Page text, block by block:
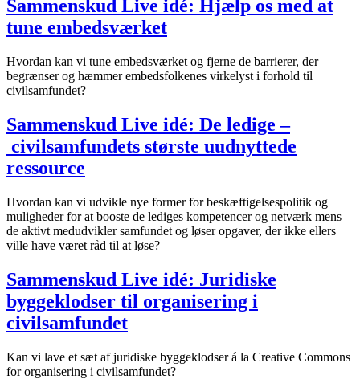
Sammenskud Live idé: Hjælp os med at
tune embedsværket
Hvordan kan vi tune embedsværket og fjerne de barrierer, der
begrænser og hæmmer embedsfolkenes virkelyst i forhold til
civilsamfundet?
Sammenskud Live idé: De ledige –
civilsamfundets største uudnyttede
ressource
Hvordan kan vi udvikle nye former for beskæftigelsespolitik og
muligheder for at booste de lediges kompetencer og netværk mens
de aktivt medudvikler samfundet og løser opgaver, der ikke ellers
ville have været råd til at løse?
Sammenskud Live idé: Juridiske
byggeklodser til organisering i
civilsamfundet
Kan vi lave et sæt af juridiske byggeklodser á la Creative Commons
for organisering i civilsamfundet?